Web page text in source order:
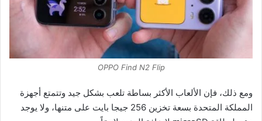
OPPO Find N2 Flip
ومع ذلك، فإن الألعاب الأكثر بساطة تلعب بشكل جيد وتتمتع أجهزة
المملكة المتحدة بسعة تخزين 256 جيجا بايت على متنها، ولا يوجد